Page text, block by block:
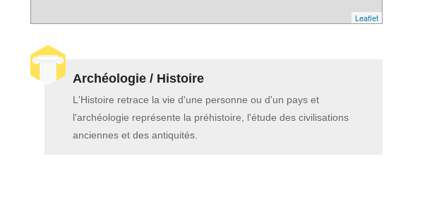
Leaflet
Archéologie / Histoire
L'Histoire retrace la vie d'une personne ou d'un pays et
l'archéologie représente la préhistoire, l'étude des civilisations
anciennes et des antiquités.